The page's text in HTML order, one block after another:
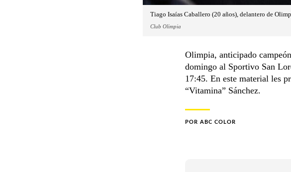
Tiago Isaías Caballero (20 años), delantero de
Club Olimpia
Olimpia, anticipado
domingo al Sportivo San
17:45. En este material les
“Vitamina” Sánchez.
POR ABC COLOR